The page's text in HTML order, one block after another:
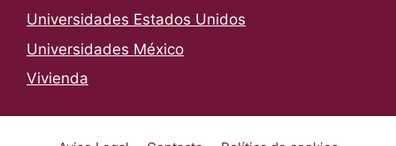
Universidades Estados Unidos
Universidades México
Vivienda